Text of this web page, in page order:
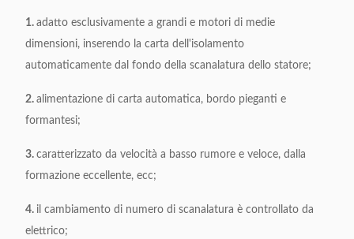
Peso 500kg
Dimensione 1200*650*1100mm
1. adatto esclusivamente a grandi e motori di medie
dimensioni, inserendo la carta dell'isolamento
automaticamente dal fondo della scanalatura dello statore;
2. alimentazione di carta automatica, bordo pieganti e
formantesi;
3. caratterizzato da velocità a basso rumore e veloce, dalla
formazione eccellente, ecc;
4. il cambiamento di numero di scanalatura è controllato da
elettrico;